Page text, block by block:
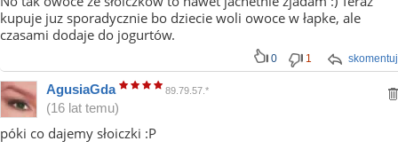
kupuje juz sporadycznie bo dziecie woli owoce w łapke, ale
czasami dodaje do jogurtów.
skomentuj
0 1
AgusiaGda 89.79.57.*
(16 lat temu)
póki co dajemy słoiczki :P